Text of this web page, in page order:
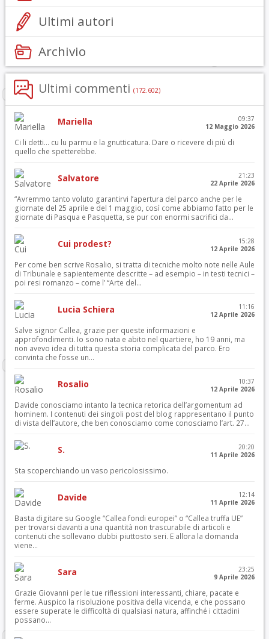
Ultimi autori
Archivio
Ultimi commenti (172.602)
Mariella
09:37
12 Maggio 2026
Ci li detti… cu lu parmu e la gnutticatura. Dare o ricevere di più di
quello che spetterebbe.
Salvatore
21:23
22 Aprile 2026
“Avremmo tanto voluto garantirvi l’apertura del parco anche per le
giornate del 25 aprile e del 1 maggio, così come abbiamo fatto per le
giornate di Pasqua e Pasquetta, se pur con enormi sacrifici da...
Cui prodest?
15:28
12 Aprile 2026
Per come ben scrive Rosalio, si tratta di tecniche molto note nelle Aule
di Tribunale e sapientemente descritte – ad esempio – in testi tecnici –
poi resi romanzo – come l’ “Arte del...
Lucia Schiera
11:16
12 Aprile 2026
Salve signor Callea, grazie per queste informazioni e
approfondimenti. Io sono nata e abito nel quartiere, ho 19 anni, ma
non avevo idea di tutta questa storia complicata del parco. Ero
convinta che fosse un...
Rosalio
10:37
12 Aprile 2026
Davide conosciamo intanto la tecnica retorica dell’argomentum ad
hominem. I contenuti dei singoli post del blog rappresentano il punto
di vista dell’autore, che ben conosciamo come conosciamo l’art. 27...
S.
20:20
11 Aprile 2026
Sta scoperchiando un vaso pericolosissimo.
Davide
12:14
11 Aprile 2026
Basta digitare su Google “Callea fondi europei” o “Callea truffa UE”
per trovarsi davanti a una quantità non trascurabile di articoli e
contenuti che sollevano dubbi piuttosto seri. E allora la domanda
viene...
Sara
23:25
9 Aprile 2026
Grazie Giovanni per le tue riflessioni interessanti, chiare, pacate e
ferme. Auspico la risoluzione positiva della vicenda, e che possano
essere superate le difficoltà di qualsiasi natura, affinché i cittadini
possano...